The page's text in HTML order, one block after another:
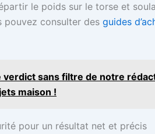
le poids sur le torse et
pouvez consulter des guides
verdict sans filtre de notre
maison !
pour un résultat net et précis